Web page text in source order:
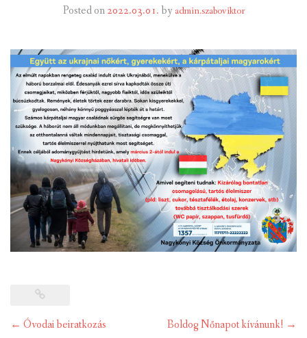
INFORMÁCIÓK
GALÉRIA
KAPCSOLAT
LETÖLTHETŐ NYOMTATVÁNYOK
VÁLASZTÁS 2026
TELEPÜLÉSIKÉPVISELŐI VAGYONNYILATKOZATOK – 2026.
VAGYONNYILATKOZATA – 2026. ÉV
Posted on2022.03.01.by admin.szaboviktor
Post
← Óvodai beiratkozás Boldog Nőnapot kívánunk! →